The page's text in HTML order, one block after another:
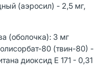
(аэросил) - 2,5 мг,
(оболочка): 3 мг
80 (твин-80) -
диоксид Е 171 - 0,31